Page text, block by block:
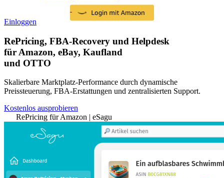
Einloggen
RePricing, FBA-Recovery und Helpdesk
für Amazon, eBay, Kaufland
und OTTO
Skalierbare Marktplatz-Performance durch dynamische
Preissteuerung, FBA-Erstattungen und zentralisierten Support.
Kostenlos ausprobieren
RePricing für Amazon | eSagu